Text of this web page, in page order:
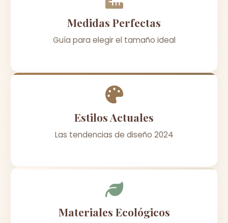
Medidas Perfectas
Guía para elegir el tamaño ideal
Estilos Actuales
Las tendencias de diseño 2024
Materiales Ecológicos